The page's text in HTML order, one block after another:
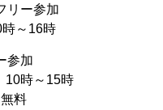
リー参加
～16時
参加
時～15時
料